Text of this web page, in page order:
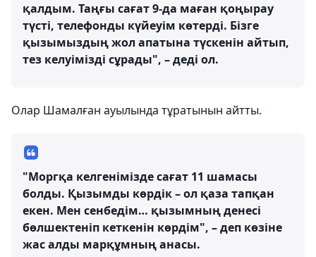
қалдым. Таңғы сағат 9-да маған қоңырау
түсті, телефонды күйеуім көтерді. Бізге
қызымыздың жол апатына түскенін айтып,
тез келуімізді сұрады", – деді ол.
Олар Шамалған ауылында тұратынын айтты.
"Моргқа келгенімізде сағат 11 шамасы
болды. Қызымды көрдік – ол қаза тапқан
екен. Мен сенбедім… қызымның денесі
бөлшектеніп кеткенін көрдім", – деп көзіне
жас алды марқұмның анасы.